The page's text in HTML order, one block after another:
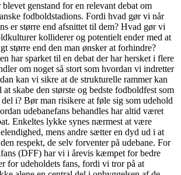
genstand for en relevant debat om
fodboldstadions. Fordi hvad gør vi når
er større end afsnittet til dem? Hvad gør vi
kolliderer og potentielt ender med at
større end den man ønsker at forhindre?
har sparket til en debat der har hersket i flere
om noget så stort som hvordan vi indretter
kan vi sikre at de strukturelle rammer kan
skabe den største og bedste fodboldfest som
i? Bør man risikere at føle sig som udehold
udebanefans behandles har altid været
Enkeltes lykke synes nærmest at være
mens andre sætter en dyd ud i at
respekt, de selv forventer på udebane. For
(DFF) har vi i årevis kæmpet for bedre
for udeholdets fans, fordi vi tror på at